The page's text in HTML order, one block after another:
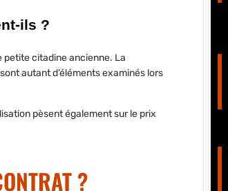
ils ?
petite citadine ancienne. La
autant d’éléments examinés lors
pèsent également sur le prix
?